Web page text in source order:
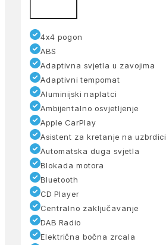
4x4 pogon
ABS
Adaptivna svjetla u zavojima
Adaptivni tempomat
Aluminijski naplatci
Ambijentalno osvjetljenje
Apple CarPlay
Asistent za kretanje na uzbrdici
Automatska duga svjetla
Blokada motora
Bluetooth
CD Player
Centralno zaključavanje
DAB Radio
Električna bočna zrcala